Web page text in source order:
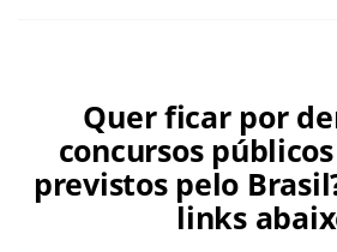
Quer ficar por
concursos
previstos pelo
links